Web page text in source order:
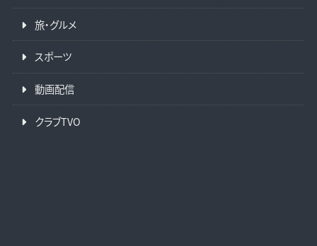
旅・グルメ
スポーツ
動画配信
クラブTVO